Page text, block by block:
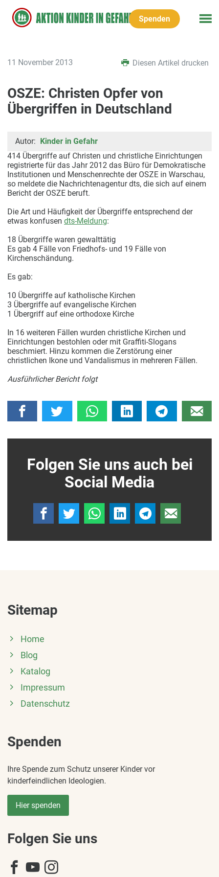
Spenden
11 November 2013 Diesen Artikel drucken
OSZE: Christen Opfer von
Übergriffen in Deutschland
Autor: Kinder in Gefahr
414 Übergriffe auf Christen und christliche Einrichtungen
registrierte für das Jahr 2012 das Büro für Demokratische
Institutionen und Menschenrechte der OSZE in Warschau,
so meldete die Nachrichtenagentur dts, die sich auf einem
Bericht der OSZE beruft.
Die Art und Häufigkeit der Übergriffe entsprechend der
etwas konfusen dts-Meldung:
18 Übergriffe waren gewalttätig
Es gab 4 Fälle von Friedhofs- und 19 Fälle von
Kirchenschändung.
Es gab:
10 Übergriffe auf katholische Kirchen
3 Übergriffe auf evangelische Kirchen
1 Übergriff auf eine orthodoxe Kirche
In 16 weiteren Fällen wurden christliche Kirchen und
Einrichtungen bestohlen oder mit Graffiti-Slogans
beschmiert. Hinzu kommen die Zerstörung einer
christlichen Ikone und Vandalismus in mehreren Fällen.
Ausführlicher Bericht folgt
Folgen Sie uns auch bei
Social Media
Sitemap
Home
Blog
Katalog
Impressum
Datenschutz
Spenden
Ihre Spende zum Schutz unserer Kinder vor
kinderfeindlichen Ideologien.
Hier spenden
Folgen Sie uns